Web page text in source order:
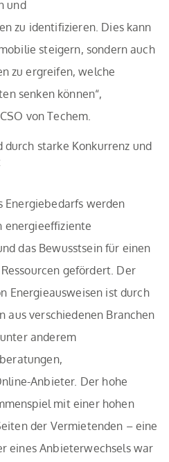
und
zu identifizieren. Dies kann
steigern, sondern auch
zu ergreifen, welche
senken können“,
von Techem.
starke Konkurrenz und
Energiebedarfs werden
energieeffiziente
das Bewusstsein für einen
gefördert. Der
Energieausweisen ist durch
aus verschiedenen Branchen
anderem
Anbieter. Der hohe
mit einer hohen
der Vermietenden – eine
eines Anbieterwechsels war